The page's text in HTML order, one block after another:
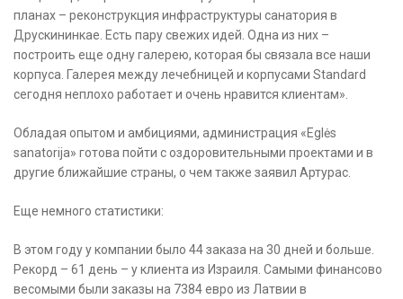
планах – реконструкция инфраструктуры санатория в
Друскининкае. Есть пару свежих идей. Одна из них –
построить еще одну галерею, которая бы связала все наши
корпуса. Галерея между лечебницей и корпусами Standard
сегодня неплохо работает и очень нравится клиентам».
Обладая опытом и амбициями, администрация «Eglės
sanatorija» готова пойти с оздоровительными проектами и в
другие ближайшие страны, о чем также заявил Артурас.
Еще немного статистики:
В этом году у компании было 44 заказа на 30 дней и больше.
Рекорд – 61 день – у клиента из Израиля. Самыми финансово
весомыми были заказы на 7384 евро из Латвии в